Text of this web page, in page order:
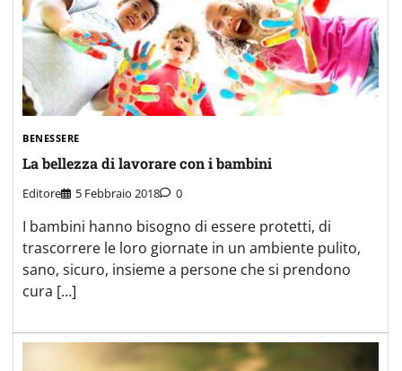
BENESSERE
La bellezza di lavorare con i bambini
Editore 5 Febbraio 2018 0
I bambini hanno bisogno di essere protetti, di
trascorrere le loro giornate in un ambiente pulito,
sano, sicuro, insieme a persone che si prendono
cura […]